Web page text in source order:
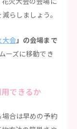
らしましょう。
大会」の会場まで
ーズに移動でき
できるか
合は早めの予約